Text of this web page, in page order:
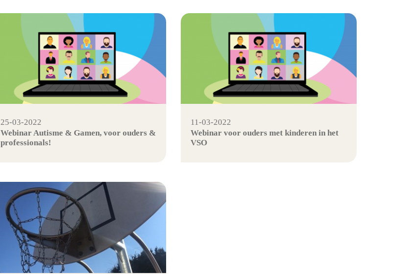
25-03-2022
Webinar Autisme & Gamen, voor ouders &
professionals!
11-03-2022
Webinar voor ouders met kinderen in het
VSO